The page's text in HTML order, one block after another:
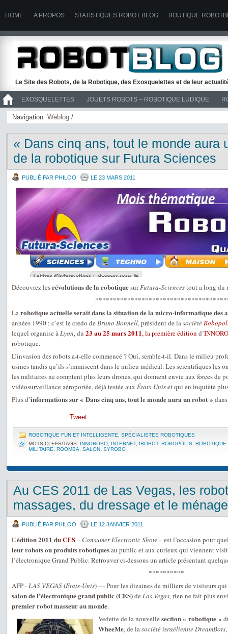
HOME A PROPOS STATISTIQUES ROBOT BLOG BOUTIQUE
Le Site des Robots, de la Robotique, des Exosquelettes et de leur
EXOSQUELETTES JOUETS ROBOTS – ROBOTIQUE LUDIQUE
>> ROBOTS
Navigation: Weblog /
« Dans cinq ans, tout le monde aura
de la robotique sur Futura Sciences
PUBLIÉ PAR PHILOO LE 23 MARS 2011
Découvrez lesrévolutions de la robotiquesurFutura-Sciencestout a long du
Larobotique actuelle serait dans la situation de la micro-informatique des
années 1990 : c’est le credo de Bruno Bonnell, président de lasociété
lequel organise àLyon, du 23 au 25 mars 2011, la première édition d’
robotique.
L’invasion des robots a-t-elle commencé ? Oui, semble-t-il. Dans le milieu
usines tandis qu’ils s’immiscent dans le milieu médical. Les scientifiques les
les militaires ne comptent plus leurs drones, qui donnent envie aux forces de
vidéosurveillance aéroportée, déjà testée aux États-Uniset qui en inquiète
Plus d’informations sur « Dans cinq ans, tout le monde aura un robot »
Tweet
ROBOTIQUE FUN ET INTELLIGENTE
SPÉCIALISTES ROBOTIQUES
MOTS-CLEFS/TAGS: INNOROBO INTERNET, IROBOT, ROBOPOLIS ROBOTIQUE
MILITAIRE
ROOMBA SALON SYROBO
Au CES 2011 de Las Vegas, les
massages, du dressage et le ménage
PUBLIÉ PAR PHILOO LE 12 JANVIER 2011
L’édition 2011 duCES– Consumer Electronic Show– est l’occasion pour
leur robots ou produits robotiquesau public et aux curieux qui viennent
l’électronique Grand Public. Retrouver ci-dessous un article présentant
**********
AFP -LAS VEGAS(Etats-Unis) — Pour les dizaines de milliers de visiteurs qui
salon de l’électronique grand public (CES)de Las Vegas, rien ne fait plus
premier robot masseur au monde.
Vedette de la nouvelle section « robotique »
WheeMe, de lasociété israélienne DreamBots